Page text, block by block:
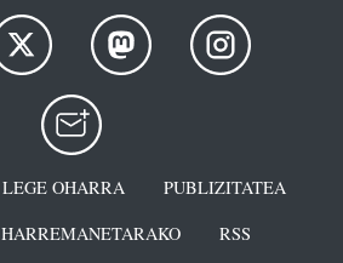
LEGE OHARRA
PUBLIZITATEA
HARREMANETARAKO RSS